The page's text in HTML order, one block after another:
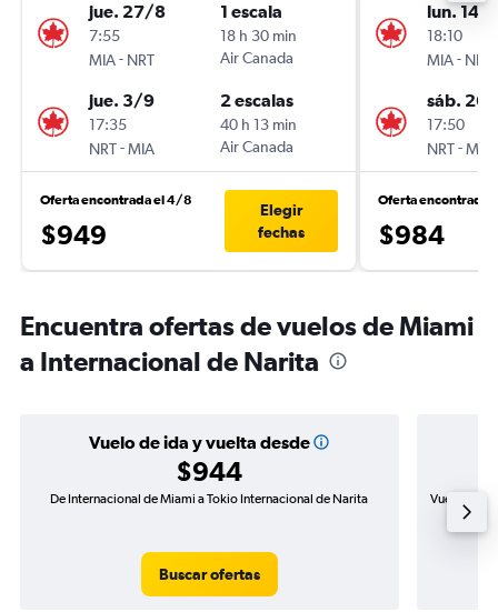
jue. 27/8
7:55
MIA- NRT
1 escala
18 h 30 min
Air Canada
jue. 3/9
17:35
NRT-MIA
2 escalas
40 h 13 min
Air Canada
Oferta encontrada el 4/8
$949
Elegir
fechas
lun. 14/
18:10
MIA- NRT
sáb.
17:50
NRT-MIA
Oferta encontrada
$984
Encuentra ofertas de vuelos de Miami
a Internacional de Narita
Vuelo de ida y vuelta desde
$944
De Internacional de Miami a Tokio Internacional de Narita
Buscar ofertas
Vuelo de